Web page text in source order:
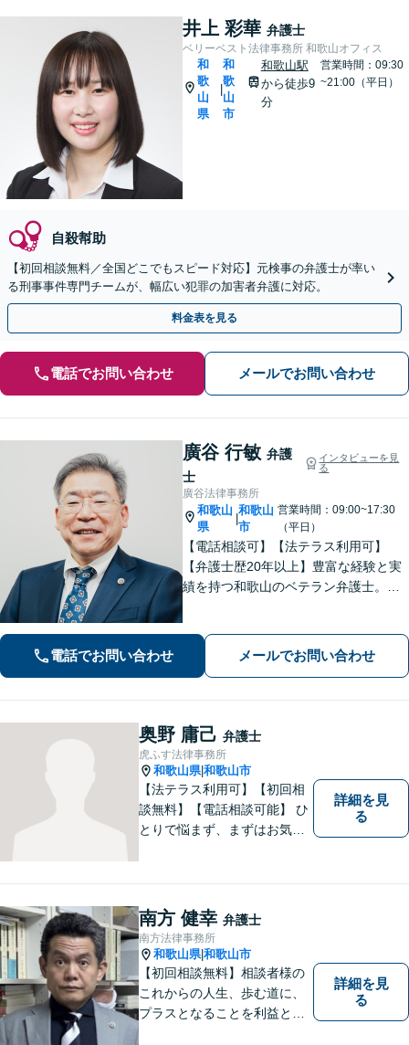
井上 彩華 弁護士
ベリーベスト法律事務所 和歌山オフィス
和
歌
山
県
和
歌
山
市
和歌山駅
から徒歩9
分
営業時間：09:30
~21:00（平日）
自殺幇助
【初回相談無料／全国どこでもスピード対応】元検事の弁護士が率い
る刑事事件専門チームが、幅広い犯罪の加害者弁護に対応。
料金表を見る
電話でお問い合わせ メールでお問い合わせ
廣谷 行敏 弁護
士
インタビューを見
る
廣谷法律事務所
和歌山
県
|
和歌山
市
営業時間：09:00~17:30
（平日）
【電話相談可】【法テラス利用可】
【弁護士歴20年以上】豊富な経験と実
績を持つ和歌山のベテラン弁護士。
性弁護士も在籍。DV／モラハラ・お子
さまの問題も親身に取り組む【夜間・
電話でお問い合わせ メールでお問い合わせ
奥野 庸己 弁護士
虎ふす法律事務所
和歌山県|和歌山市
【法テラス利用可】【初回相
談無料】【電話相談可能】 ひ
とりで悩まず、まずはお気軽
た解決につながります。
詳細を見
る
南方 健幸 弁護士
南方法律事務所
和歌山県|和歌山市
【初回相談無料】相談者様の
これからの人生、歩む道に、
プラスとなることを利益と考
詳細を見
る